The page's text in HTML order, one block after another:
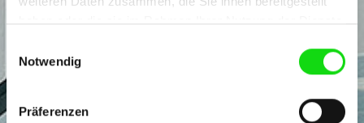
haben oder die sie im Rahmen Ihrer Nutzung der Dienste
Notwendig
Präferenzen